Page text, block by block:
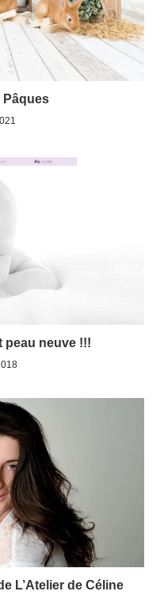
Pâques
peau neuve !!!
L’Atelier de Céline